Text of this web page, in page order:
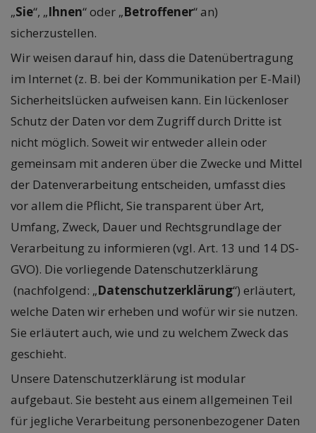
„Sie“, „Ihnen“ oder „Betroffener“ an)
sicherzustellen.
Wir weisen darauf hin, dass die Datenübertragung
im Internet (z. B. bei der Kommunikation per E-Mail)
Sicherheitslücken aufweisen kann. Ein lückenloser
Schutz der Daten vor dem Zugriff durch Dritte ist
nicht möglich. Soweit wir entweder allein oder
gemeinsam mit anderen über die Zwecke und Mittel
der Datenverarbeitung entscheiden, umfasst dies
vor allem die Pflicht, Sie transparent über Art,
Umfang, Zweck, Dauer und Rechtsgrundlage der
Verarbeitung zu informieren (vgl. Art. 13 und 14 DS-
GVO). Die vorliegende Datenschutzerklärung
(nachfolgend: „Datenschutzerklärung“) erläutert,
welche Daten wir erheben und wofür wir sie nutzen.
Sie erläutert auch, wie und zu welchem Zweck das
geschieht.
Unsere Datenschutzerklärung ist modular
aufgebaut. Sie besteht aus einem allgemeinen Teil
für jegliche Verarbeitung personenbezogener Daten